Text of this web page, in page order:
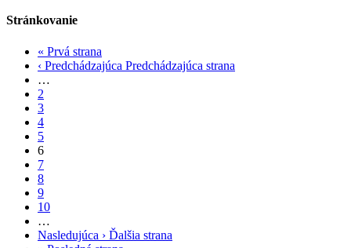
Stránkovanie
« Prvá strana
‹ Predchádzajúca Predchádzajúca strana
…
2
3
4
5
6
7
8
9
10
…
Nasledujúca › Ďalšia strana